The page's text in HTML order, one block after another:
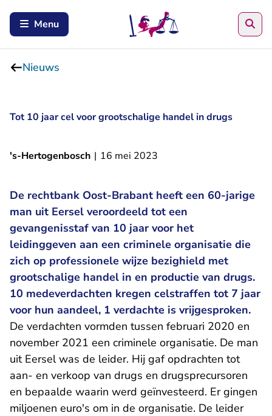
Menu
Nieuws
Tot 10 jaar cel voor grootschalige handel in drugs
's-Hertogenbosch | 16 mei 2023
De rechtbank Oost-Brabant heeft een 60-jarige
man uit Eersel veroordeeld tot een
gevangenisstaf van 10 jaar voor het
leidinggeven aan een criminele organisatie die
zich op professionele wijze bezighield met
grootschalige handel in en productie van drugs.
10 medeverdachten kregen celstraffen tot 7 jaar
voor hun aandeel, 1 verdachte is vrijgesproken.
De verdachten vormden tussen februari 2020 en
november 2021 een criminele organisatie. De man
uit Eersel was de leider. Hij gaf opdrachten tot
aan- en verkoop van drugs en drugsprecursoren
en bepaalde waarin werd geïnvesteerd. Er gingen
miljoenen euro's om in de organisatie. De leider